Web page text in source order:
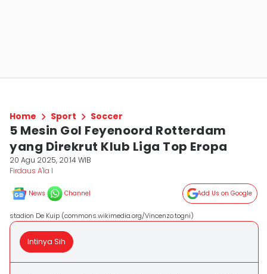
Home Sport Soccer
5 Mesin Gol Feyenoord Rotterdam
yang Direkrut Klub Liga Top Eropa
20 Agu 2025, 20:14 WIB
Firdaus A'la I
News Channel Add Us on Google
stadion De Kuip (commons.wikimedia.org/Vincenzo.togni)
Intinya Sih